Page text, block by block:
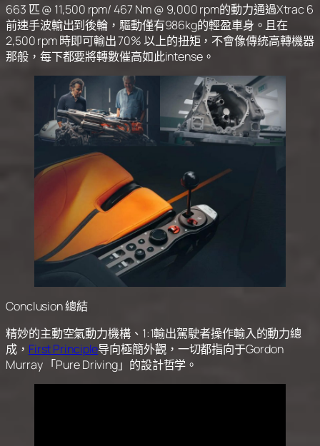
663 匹 @ 11,500 rpm/ 467 Nm @ 9,000 rpm的動力通過Xtrac 6
前速手波輸出到後輪，驅動僅有986kg的輕盈車身。且在
2,500 rpm 時即可輸出 70% 以上的扭矩，不會像傳統高轉機器
那般，每下都要將轉數催高如此intense。
Conclusion 總結
精妙的主動空氣動力機構、1:1輸出駕駛者操作輸入的動力總
成， First Principle导向極簡外觀，一切都指向于Gordon
Murray 「Pure Driving」的設計哲学。